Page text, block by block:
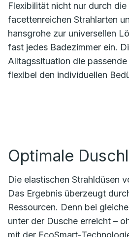
Flexibilität nicht nur durch
facettenreichen Strahlarten
hansgrohe zur universellen
fast jedes Badezimmer ein.
Alltagssituation die
flexibel den individuellen
Optimale
Die elastischen Strahldüsen
Das Ergebnis überzeugt
Ressourcen. Denn bei
unter der Dusche erreicht –
mit der EcoSmart-